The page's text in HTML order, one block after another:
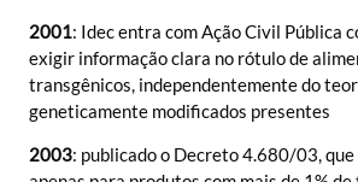
2001: Idec entra com Ação Civil Pública
exigir informação clara no rótulo de
transgênicos, independentemente do
geneticamente modificados presentes
2003: publicado o Decreto 4.680/03,